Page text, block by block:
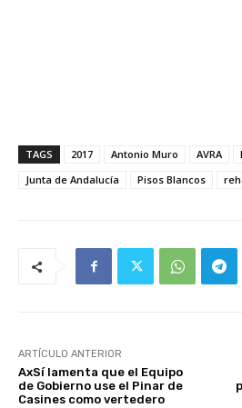
TAGS 2017 Antonio Muro AVRA
Junta de Andalucía
Pisos Blancos
ARTÍCULO ANTERIOR
AxSí lamenta que el Equipo
de Gobierno use el Pinar de
Casines como vertedero